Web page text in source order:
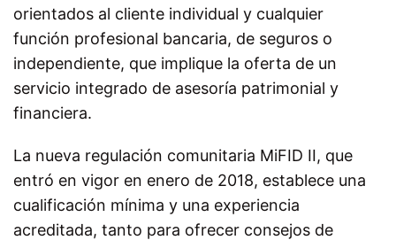
orientados al cliente individual y cualquier
función profesional bancaria, de seguros o
independiente, que implique la oferta de un
servicio integrado de asesoría patrimonial y
financiera.
La nueva regulación comunitaria MiFID II, que
entró en vigor en enero de 2018, establece una
cualificación mínima y una experiencia
acreditada, tanto para ofrecer consejos de